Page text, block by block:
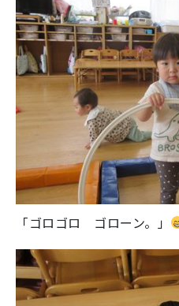
「ゴロゴロ ゴローン。」